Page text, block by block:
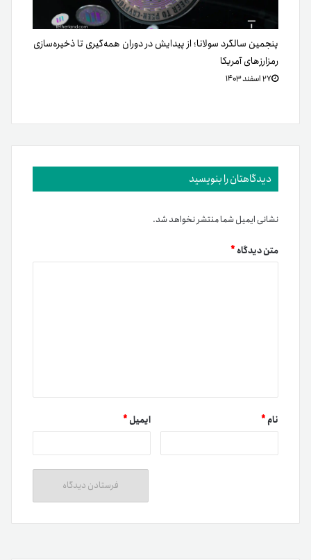
پنجمین سالگرد سولانا؛ از پیدایش در دوران همه‌گیری تا ذخیره‌سازی
رمزارزهای آمریکا
۲۷ اسفند ۱۴۰۳
دیدگاهتان را بنویسید
نشانی ایمیل شما منتشر نخواهد شد.
متن دیدگاه*
نام* ایمیل*